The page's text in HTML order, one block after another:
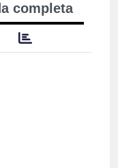
completa